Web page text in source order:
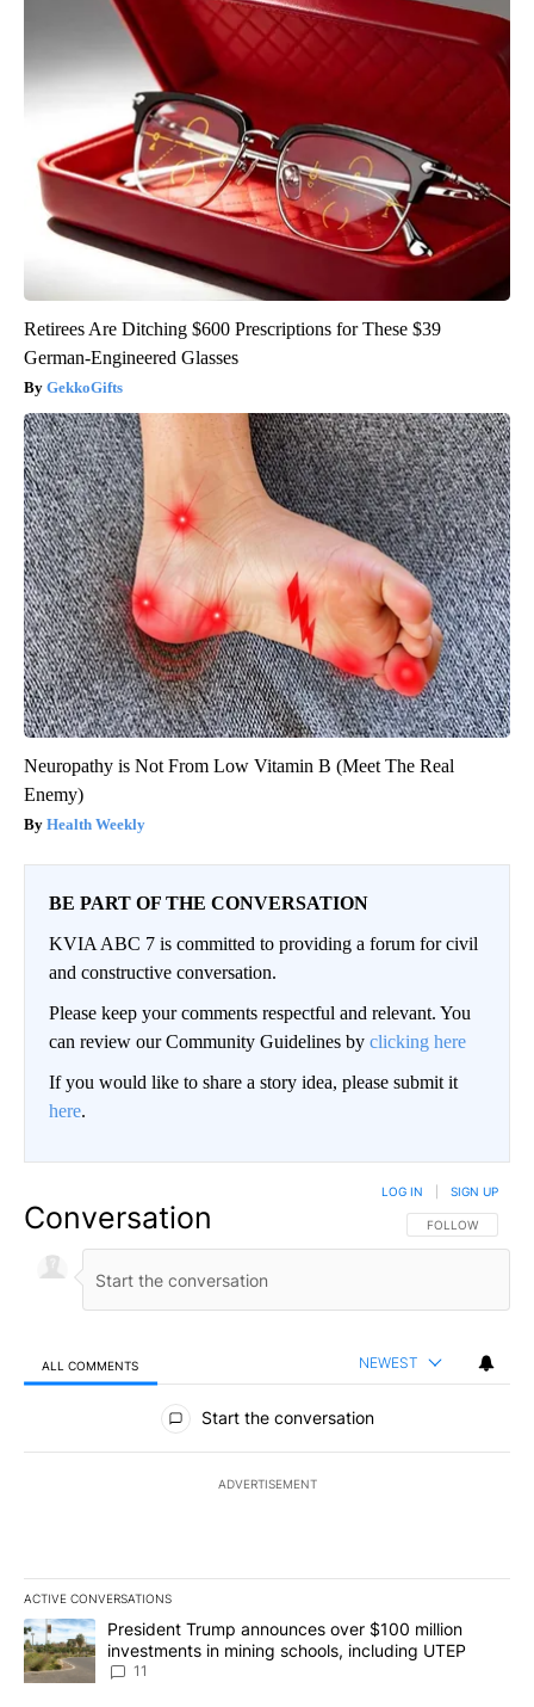
Retirees Are Ditching $600 Prescriptions for These $39
German-Engineered Glasses
GekkoGifts
Neuropathy is Not From Low Vitamin B (Meet The Real
Enemy)
Health Weekly
BE PART OF THE CONVERSATION
KVIA ABC 7 is committed to providing a forum for civil
and constructive conversation.
Please keep your comments respectful and relevant. You
can review our Community Guidelines by clicking here
If you would like to share a story idea, please submit it
here.
Conversation FOLLOW THIS
FOLLOW
LOG IN SIGN UP
ALL COMMENTS NEWEST
All Comments
Start the conversation
ADVERTISEMENT
ACTIVE CONVERSATIONS
The following is a list of the most commented articles in the last
A trending article titled "President Trump announces over $100
President Trump announces over $100 million
investments in mining schools, including UTEP
11